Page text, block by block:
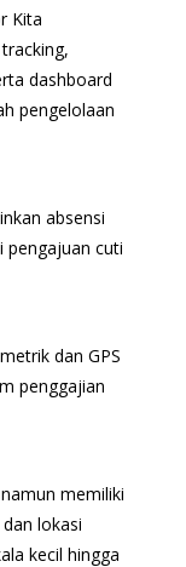
Kita
dashboard
pengelolaan
absensi
pengajuan cuti
dan GPS
penggajian
memiliki
lokasi
kecil hingga